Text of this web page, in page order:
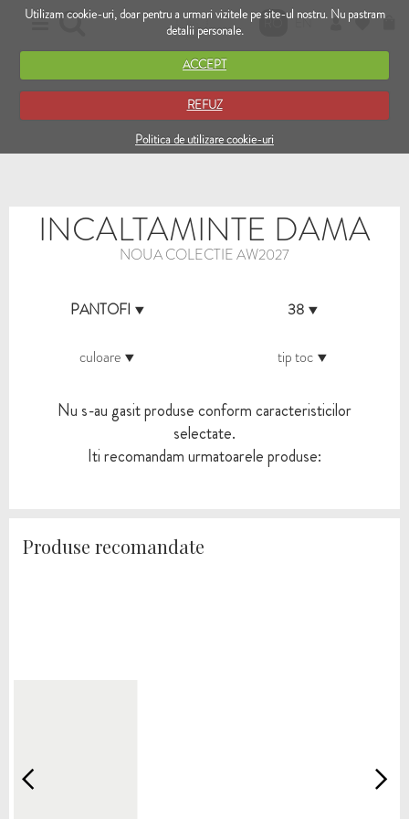
Utilizam cookie-uri, doar pentru a urmari vizitele pe site-ul nostru. Nu pastram
detalii personale.
ACCEPT
REFUZ
Politica de utilizare cookie-uri
RO EN
INCALTAMINTE DAMA
NOUA COLECTIE AW2027
PANTOFI 38
culoare tip toc
Nu s-au gasit produse conform caracteristicilor
selectate.
Iti recomandam urmatoarele produse:
Produse recomandate